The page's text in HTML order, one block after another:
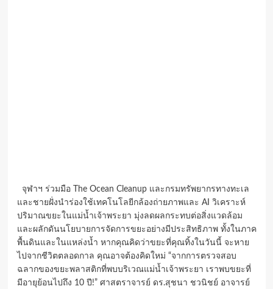
จุฬาฯ ร่วมมือ The Ocean Cleanup และกรมทรัพยากรทางทะเล
และชายฝั่งนำร่องใช้เทคโนโลยีกล้องถ่ายภาพและ AI วิเคราะห์
ปริมาณขยะในแม่น้ำเจ้าพระยา มุ่งลดผลกระทบต่อสิ่งแวดล้อม
และผลักดันนโยบายการจัดการขยะอย่างมีประสิทธิภาพ ทั้งในภาค
พื้นดินและในแหล่งน้ำ หากคุณคิดว่าขยะที่คุณทิ้งในวันนี้ จะหาย
ไปจากชีวิตตลอดกาล คุณอาจต้องคิดใหม่ “จากการตรวจสอบ
ฉลากของขยะพลาสติกที่พบบริเวณแม่น้ำเจ้าพระยา เราพบขยะที่
มีอายุย้อนไปถึง 10 ปี!” ศาสตราจารย์ ดร.สุชนา ชวนิชย์ อาจารย์